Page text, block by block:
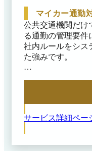
これにより、従業
トの見落としを
正化を推進でき、
もつながります。
に洗い出します。
ラフで比較でき
定期券などを期間
雑な払い戻し額の
さらに、従業員が
ートフォンから簡
えており、承認さ
の給与計算ソフ
す。これまで表
反映プロセスをス
マイカー通勤
公共交通機関だけ
る通勤の管理要件
社内ルールをシス
た強みです。
実走行距離を独
直線距離の申請
の単価計算を行え
サービス詳細ペー